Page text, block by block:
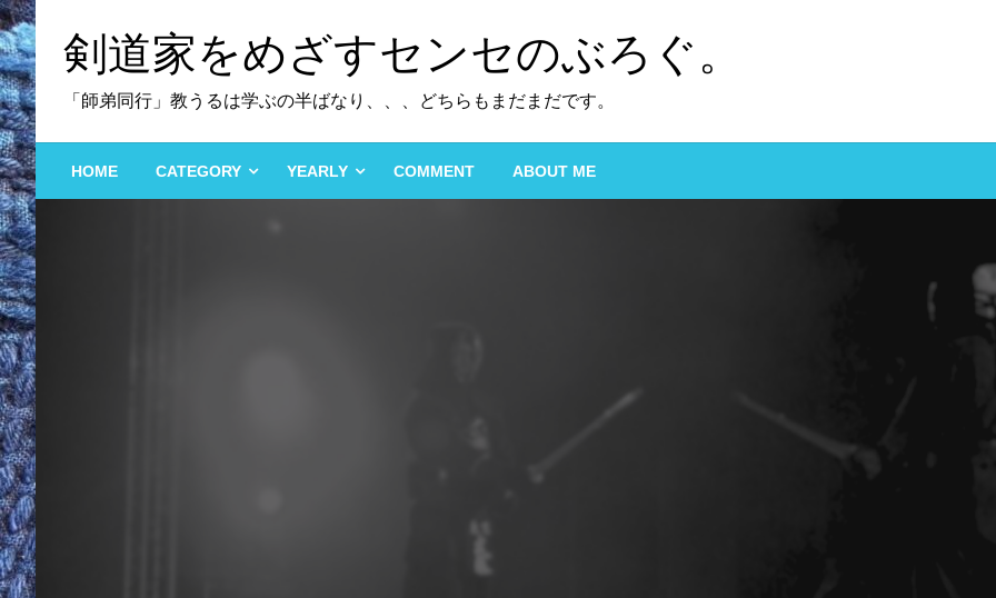
コ
ン
テ
ン
ツ
へ
ス
キ
ッ
プ
剣道家をめざすセンセのぶろぐ。
「師弟同行」教うるは学ぶの半ばなり、、、どちらもまだまだです。
HOME CATEGORY YEARLY COMMENT ABOUT ME